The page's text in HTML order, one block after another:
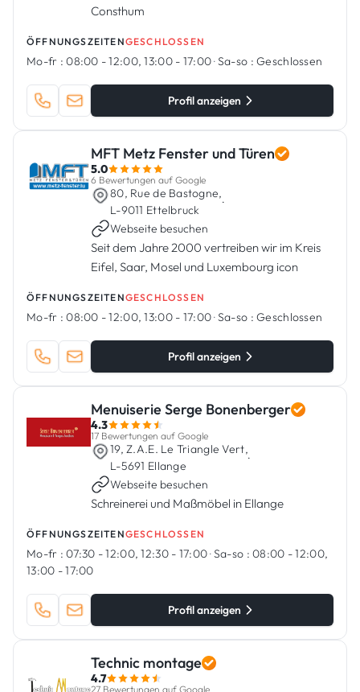
Consthum
ÖFFNUNGSZEITENGESCHLOSSEN
Mo-fr : 08:00 - 12:00, 13:00 - 17:00·Sa-so : Geschlossen
Profil anzeigen
MFT Metz Fenster und Türen
5.0
6 Bewertungen auf Google
80, Rue de Bastogne,
L-9011 Ettelbruck
·
Webseite besuchen
Seit dem Jahre 2000 vertreiben wir im Kreis
Eifel, Saar, Mosel und Luxembourg icon
ÖFFNUNGSZEITENGESCHLOSSEN
Mo-fr : 08:00 - 12:00, 13:00 - 17:00·Sa-so : Geschlossen
Profil anzeigen
Menuiserie Serge Bonenberger
4.3
17 Bewertungen auf Google
19, Z.A.E. Le Triangle Vert,
L-5691 Ellange
·
Webseite besuchen
Schreinerei und Maßmöbel in Ellange
ÖFFNUNGSZEITENGESCHLOSSEN
Mo-fr : 07:30 - 12:00, 12:30 - 17:00·Sa-so : 08:00 - 12:00,
13:00 - 17:00
Profil anzeigen
Technic montage
4.7
27 Bewertungen auf Google